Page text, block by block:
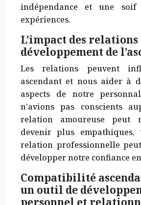
indépendance et une soif
expériences.
L’impact des
développement de
Les relations peuvent
ascendant et nous aider à
aspects de notre
n’avions pas conscients
relation amoureuse peut
devenir plus empathiques,
relation professionnelle
développer notre confiance
Compatibilité
un outil de
personnel et